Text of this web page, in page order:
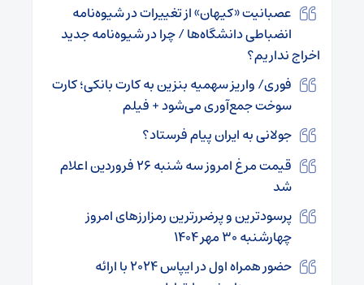
عصبانیت «کیهان» از تغییرات در شیوه‌نامه
انضباطی دانشگاه‌ها / چرا در شیوه‌نامه جدید
اخراج نداریم؟
فوری/ واریز سهمیه بنزین به کارت بانکی؛ کارت‌
سوخت جمع‌آوری می‌شود + فیلم
جولانی به ایران پیام فرستاد؟
قیمت مرغ امروز سه شنبه ۲۶ فروردین اعلام
شد
پرسودترین و پرضررترین رمزارزهای امروز
چهارشنبه ۳۰ مهر ۱۴۰۴
حضور همراه اول در ایپاس ۲۰۲۴ با ارائه